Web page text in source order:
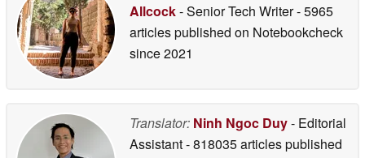
Allcock- Senior Tech Writer- 5965
articles published on Notebookcheck
since 2021
Translator: Ninh Ngoc Duy- Editorial
Assistant- 818035 articles published